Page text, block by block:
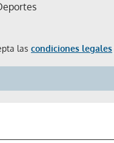
las condiciones legales